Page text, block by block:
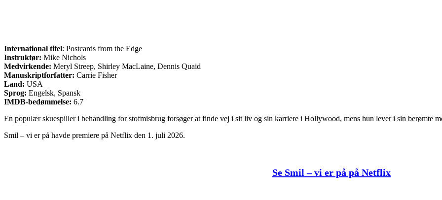
International titel: Postcards from the Edge
Instruktør: Mike Nichols
Medvirkende: Meryl Streep, Shirley MacLaine, Dennis Quaid
Manuskriptforfatter: Carrie Fisher
Land: USA
Sprog: Engelsk, Spansk
IMDB-bedømmelse: 6.7
En populær skuespiller i behandling for stofmisbrug forsøger at finde vej i sit liv og sin karriere i Hollywood, mens hun lever i sin berømte
Smil – vi er på havde premiere på Netflix den 1. juli 2026.
Se Smil – vi er på på Netflix